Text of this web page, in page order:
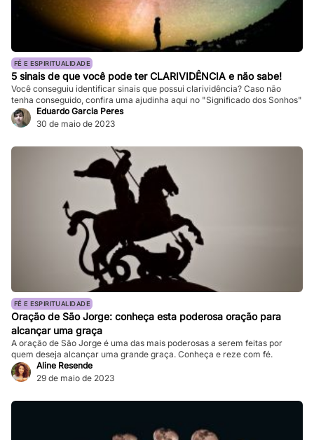
FÉ E ESPIRITUALIDADE
5 sinais de que você pode ter CLARIVIDÊNCIA e não sabe!
Você conseguiu identificar sinais que possui clarividência? Caso não
tenha conseguido, confira uma ajudinha aqui no "Significado dos Sonhos"
Eduardo Garcia Peres
30 de maio de 2023
FÉ E ESPIRITUALIDADE
Oração de São Jorge: conheça esta poderosa oração para
alcançar uma graça
A oração de São Jorge é uma das mais poderosas a serem feitas por
quem deseja alcançar uma grande graça. Conheça e reze com fé.
Aline Resende
29 de maio de 2023